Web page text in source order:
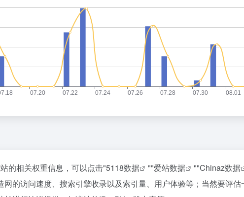
的相关权重信息，可以点击"5118数据 ""爱站数据 ""Chinaz数据
的访问速度、搜索引擎收录以及索引量、用户体验等；当然要评